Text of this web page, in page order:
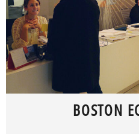
BOSTON